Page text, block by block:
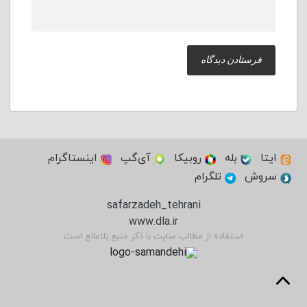
ایتا بله روبیکا آی‌گپ
اینستاگرام
سروش
تلگرام
safarzadeh_tehrani
www.dla.ir
استفاده از مطالب سایت با ذکر منبع بلامانع است